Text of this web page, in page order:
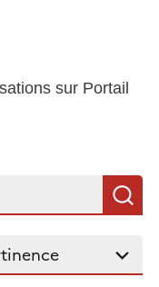
sur Portail